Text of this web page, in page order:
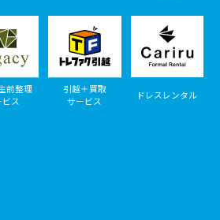
前整理
ス
引越＋買取
サービス
ドレスレンタル